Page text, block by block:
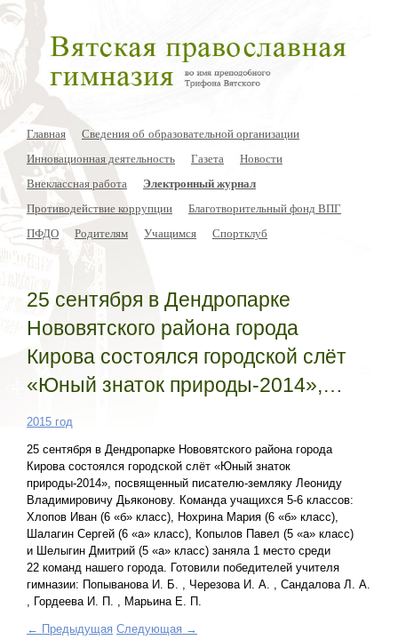
Главная
Сведения об образовательной организации
Инновационная деятельность
Газета
Новости
Внеклассная работа
Электронный журнал
Противодействие коррупции
Благотворительный фонд ВПГ
ПФДО
Родителям Учащимся Спортклуб
25 сентября в Дендропарке
Нововятского района города
Кирова состоялся городской слёт
«Юный знаток природы-2014»,…
2015 год
25 сентября в Дендропарке Нововятского района города
Кирова состоялся городской слёт «Юный знаток
природы-2014», посвященный писателю-земляку Леониду
Владимировичу Дьяконову. Команда учащихся 5-6 классов:
Хлопов Иван (6 «б» класс), Нохрина Мария (6 «б» класс),
Шалагин Сергей (6 «а» класс), Копылов Павел (5 «а» класс)
и Шелыгин Дмитрий (5 «а» класс) заняла 1 место среди
22 команд нашего города. Готовили победителей учителя
гимназии: Попыванова И. Б. , Черезова И. А. , Сандалова Л. А.
, Гордеева И. П. , Марьина Е. П.
← Предыдущая Следующая →